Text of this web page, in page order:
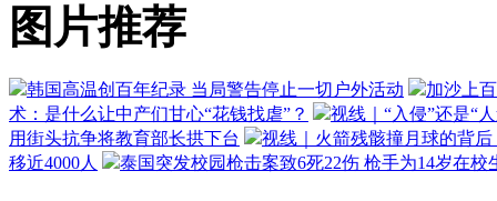
图片推荐
韩国高温创百年纪录 当局警告停止一切户外活动
加沙上
术：是什么让中产们甘心“花钱找虐”？
视线｜“入侵”还是“
用街头抗争将教育部长拱下台
视线｜火箭残骸撞月球的背
移近4000人
泰国突发校园枪击案致6死22伤 枪手为14岁在校